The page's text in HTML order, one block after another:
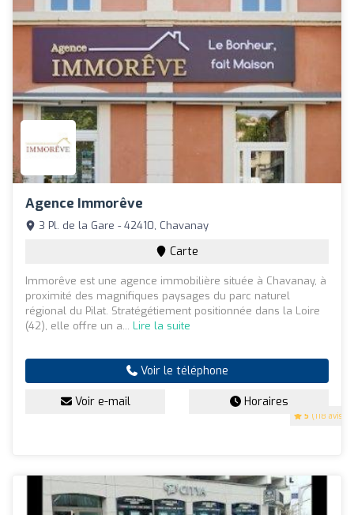
Agence Immorêve
5 (118 avis)
3 Pl. de la Gare - 42410, Chavanay
Carte
Immorêve est une agence immobilière située à Chavanay, à
proximité des magnifiques paysages du parc naturel
régional du Pilat. Stratégétiement positionnée dans la Loire
(42), elle offre un a... Lire la suite
Voir le téléphone
Voir e-mail Horaires